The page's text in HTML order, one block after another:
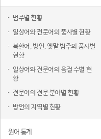
범주별 현황
일상어와 전문어의 품사별 현황
북한어, 방언, 옛말 범주의 품사별
현황
일상어와 전문어의 음절 수별 현
황
전문어의 전문 분야별 현황
방언의 지역별 현황
원어 통계